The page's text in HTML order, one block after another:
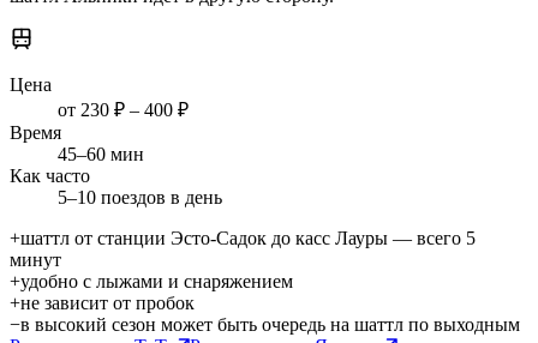
Цена
от 230 ₽ – 400 ₽
Время
45–60 мин
Как часто
5–10 поездов в день
+шаттл от станции Эсто-Садок до касс Лауры — всего 5
минут
+удобно с лыжами и снаряжением
+не зависит от пробок
−в высокий сезон может быть очередь на шаттл по выходным